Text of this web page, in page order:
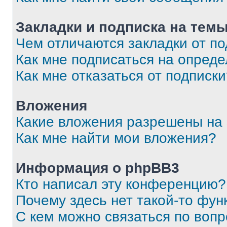
Закладки и подписка на
Чем отличаются закладки от
Как мне подписаться на
Как мне отказаться от
Вложения
Какие вложения разрешены
Как мне найти мои вложения?
Информация о phpBB3
Кто написал эту конференцию?
Почему здесь нет такой-то
С кем можно связаться по